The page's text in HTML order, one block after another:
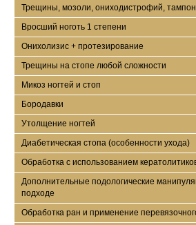
Трещины, мозоли, ониходистрофий,
Вросший ноготь 1 степени
Онихолизис + протезирование
Трещины на стопе любой сложности
Микоз ногтей и стоп
Бородавки
Утолщение ногтей
Диабетическая стопа (особенности ухода)
Обработка с использованием
Дополнительные подологические
подходе
Обработка ран и применение
ПОЧЕМУ СТОИТ
ВЫБРАТЬ
НАШУ
Наша Академия открыта на основе
многолетнего опыта в beauty и сети полно
профильных Центров Красоты. Мы на рынке
уже 12 лет! Основные направления – это
обучение специалистов всех областей
обучение администраторов, руководителей и
собственников салонов красоты
Большой опыт